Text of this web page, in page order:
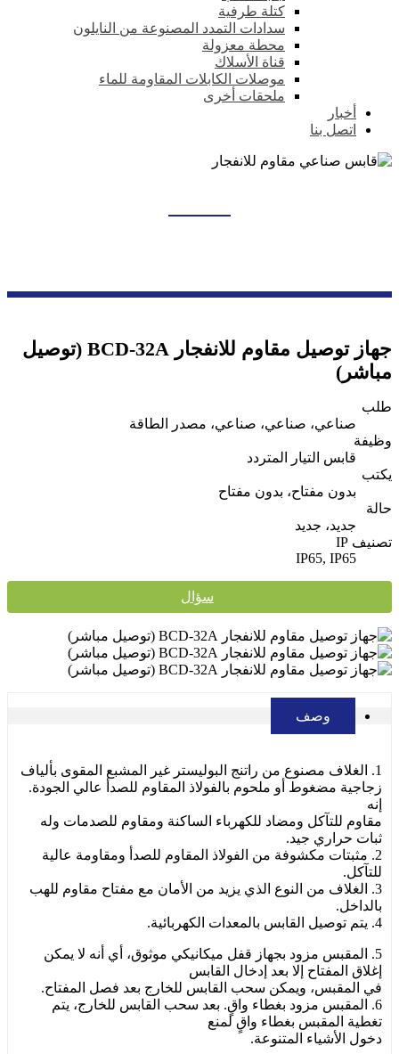
كتلة طرفية
سدادات التمدد المصنوعة من النايلون
محطة معزولة
قناة الأسلاك
موصلات الكابلات المقاومة للماء
ملحقات أخرى
أخبار
اتصل بنا
جهاز توصيل مقاوم للانفجار BCD-32A (توصيل
مباشر)
طلب
صناعي، صناعي، صناعي، مصدر الطاقة
وظيفة
قابس التيار المتردد
يكتب
بدون مفتاح، بدون مفتاح
حالة
جديد، جديد
تصنيف IP
IP65, IP65
سؤال
وصف
1. الغلاف مصنوع من راتنج البوليستر غير المشبع المقوى بألياف
زجاجية مضغوط أو ملحوم بالفولاذ المقاوم للصدأ عالي الجودة.
إنه
مقاوم للتآكل ومضاد للكهرباء الساكنة ومقاوم للصدمات وله
ثبات حراري جيد.
2. مثبتات مكشوفة من الفولاذ المقاوم للصدأ ومقاومة عالية
للتآكل.
3. الغلاف من النوع الذي يزيد من الأمان مع مفتاح مقاوم للهب
بالداخل.
4. يتم توصيل القابس بالمعدات الكهربائية.
5. المقبس مزود بجهاز قفل ميكانيكي موثوق، أي أنه لا يمكن
إغلاق المفتاح إلا بعد إدخال القابس
في المقبس، ويمكن سحب القابس للخارج بعد فصل المفتاح.
6. المقبس مزود بغطاء واقٍ. بعد سحب القابس للخارج، يتم
تغطية المقبس بغطاء واقٍ لمنع
دخول الأشياء المتنوعة.